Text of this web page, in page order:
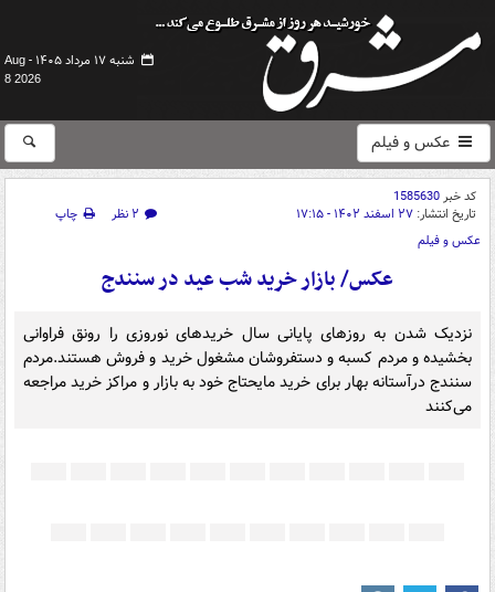
شنبه ۱۷ مرداد ۱۴۰۵ -
Aug
8 2026
عکس و فیلم
کد خبر1585630
تاریخ انتشار: ۲۷ اسفند ۱۴۰۲ - ۱۷:۱۵ ۲ نظر
چاپ
عکس و فیلم
عکس/ بازار خرید شب عید در سنندج
نزدیک شدن به روزهای پایانی سال خریدهای نوروزی را رونق فراوانی
بخشیده و مردم کسبه و دستفروشان مشغول خرید و فروش هستند.مردم
سنندج درآستانه بهار برای خرید مایحتاج خود به بازار و مراکز خرید مراجعه
می‌کنند